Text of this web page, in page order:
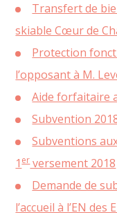
Transfert de
skiable Cœur de
Protection
l’opposant à M.
Aide forfaitaire
Subvention
Subventions
1erversement 2018
Demande de
l’accueil à l’EN des